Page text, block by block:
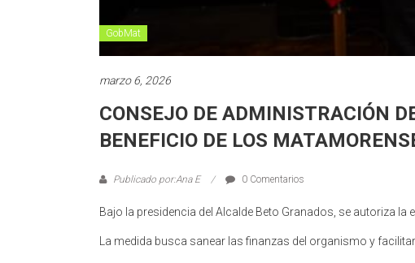
GobMat
marzo 6, 2026
CONSEJO DE ADMINISTRACIÓN
BENEFICIO DE LOS
Publicado por:Ana E 0 Comentarios
Bajo la presidencia del Alcalde Beto Granados, se autoriza
La medida busca sanear las finanzas del organismo y